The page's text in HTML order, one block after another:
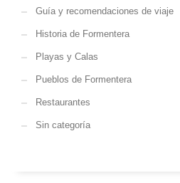
Guía y recomendaciones de viaje
Historia de Formentera
Playas y Calas
Pueblos de Formentera
Restaurantes
Sin categoría